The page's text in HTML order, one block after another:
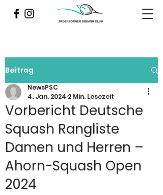
Beitrag
Vorbericht Deutsche
Squash Rangliste
Damen und Herren –
Ahorn-Squash Open
2024
NewsPSC
4. Jan. 2024 2 Min. Lesezeit